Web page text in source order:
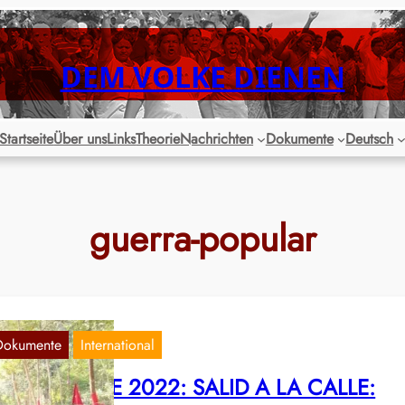
DEM VOLKE DIENEN
StartseiteÜber unsLinksTheorieNachrichten Dokumente Deutsch
guerra-popular
International
JULIO DE 2022: SALID A LA CALLE: